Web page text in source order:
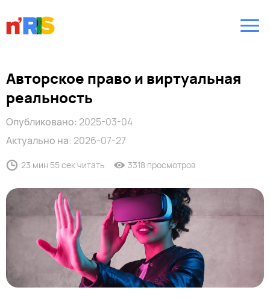
Авторское право и виртуальная
реальность
Опубликовано: 2025-03-04
Актуально на: 2026-07-27
23 мин 55 сек читать 3318 просмотров